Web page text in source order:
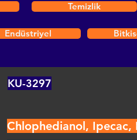
Temizlik
Endüstriyel
KU-3297
Chlophedianol, Ipecac,